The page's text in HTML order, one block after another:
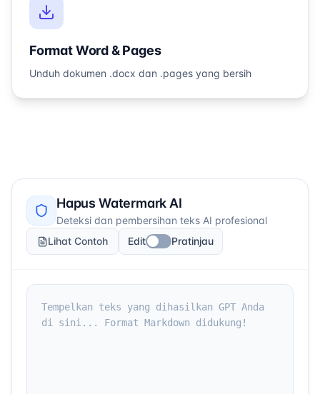
Format Word & Pages
Unduh dokumen .docx dan .pages yang bersih
Hapus Watermark AI
Deteksi dan pembersihan teks AI profesional
Lihat Contoh
Edit Pratinjau